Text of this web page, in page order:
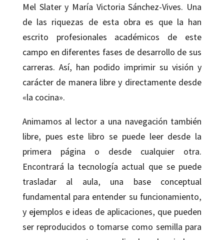
Mel Slater y María Victoria Sánchez-Vives. Una
de las riquezas de esta obra es que la han
escrito profesionales académicos de este
campo en diferentes fases de desarrollo de sus
carreras. Así, han podido imprimir su visión y
carácter de manera libre y directamente desde
«la cocina».
Animamos al lector a una navegación también
libre, pues este libro se puede leer desde la
primera página o desde cualquier otra.
Encontrará la tecnología actual que se puede
trasladar al aula, una base conceptual
fundamental para entender su funcionamiento,
y ejemplos e ideas de aplicaciones, que pueden
ser reproducidos o tomarse como semilla para